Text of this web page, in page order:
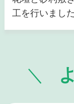
工を行いました